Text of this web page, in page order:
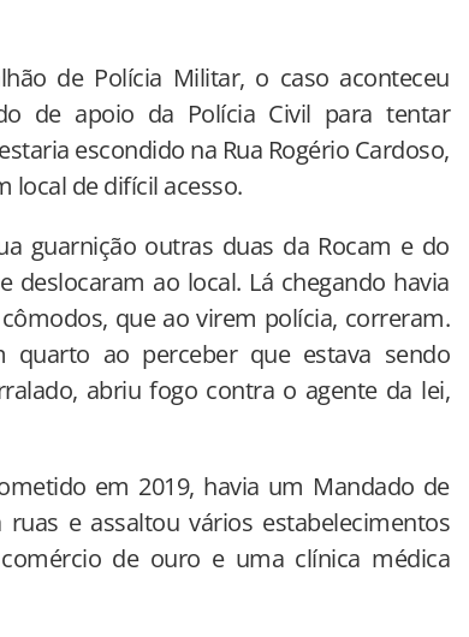
de Polícia Militar, o caso aconteceu
de apoio da Polícia Civil para tentar
escondido na Rua Rogério Cardoso,
local de difícil acesso.
guarnição outras duas da Rocam e do
deslocaram ao local. Lá chegando havia
que ao virem polícia, correram.
ao perceber que estava sendo
abriu fogo contra o agente da lei,
em 2019, havia um Mandado de
ruas e assaltou vários estabelecimentos
de ouro e uma clínica médica